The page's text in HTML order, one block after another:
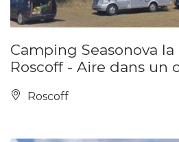
Camping Seasonova
Roscoff - Aire dans un
Roscoff